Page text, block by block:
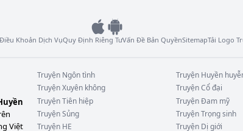
Điều Khoản Dịch VụQuy Định Riêng TưVấn Đề Bản QuyềnSitemapTải Logo
Việt
Truyện Ngôn tình Truyện Huyền
TruyệnXuyên không TruyệnCổ đại
TruyệnTiên hiệp TruyệnĐam mỹ
TruyệnSủng TruyệnTrọng sinh
Truyện HE Truyện Dị giới